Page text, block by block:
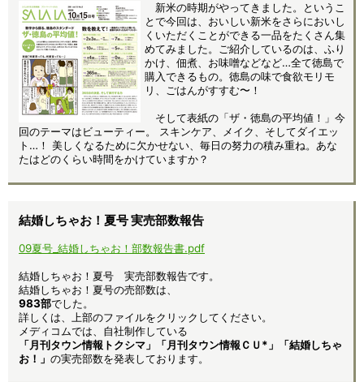
新米の時期がやってきました。というこ
とで今回は、おいしい新米をさらにおいし
くいただくことができる一品をたくさん集
めてみました。ご紹介しているのは、ふり
かけ、佃煮、お味噌などなど…全て徳島で
購入できるもの。徳島の味で食欲モリモ
リ、ごはんがすすむ〜！
そして表紙の「ザ・徳島の平均値！」今
回のテーマはビューティー。 スキンケア、メイク、そしてダイエッ
ト…！ 美しくなるために欠かせない、毎日の努力の積み重ね。あな
たはどのくらい時間をかけていますか？
結婚しちゃお！夏号 実売部数報告
09夏号_結婚しちゃお！部数報告書.pdf
結婚しちゃお！夏号 実売部数報告です。
結婚しちゃお！夏号の売部数は、
983部でした。
詳しくは、上部のファイルをクリックしてください。
メディコムでは、自社制作している
「月刊タウン情報トクシマ」「月刊タウン情報ＣＵ*」「結婚しちゃ
お！」 の実売部数を発表しております。